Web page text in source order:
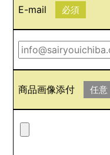
E-mail 必須
商品画像添付 任意